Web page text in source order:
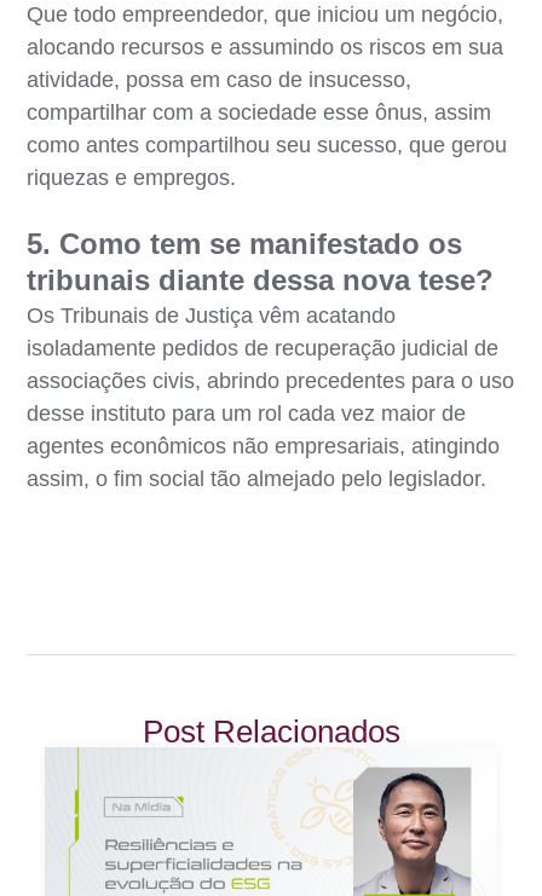
Que todo empreendedor, que iniciou um negócio,
alocando recursos e assumindo os riscos em sua
atividade, possa em caso de insucesso,
compartilhar com a sociedade esse ônus, assim
como antes compartilhou seu sucesso, que gerou
riquezas e empregos.
5. Como tem se manifestado os
tribunais diante dessa nova tese?
Os Tribunais de Justiça vêm acatando
isoladamente pedidos de recuperação judicial de
associações civis, abrindo precedentes para o uso
desse instituto para um rol cada vez maior de
agentes econômicos não empresariais, atingindo
assim, o fim social tão almejado pelo legislador.
Post Relacionados